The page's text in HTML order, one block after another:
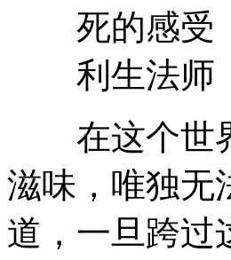
死的感受
利生法师
在这个世界
滋味，唯独无
道，一旦跨过